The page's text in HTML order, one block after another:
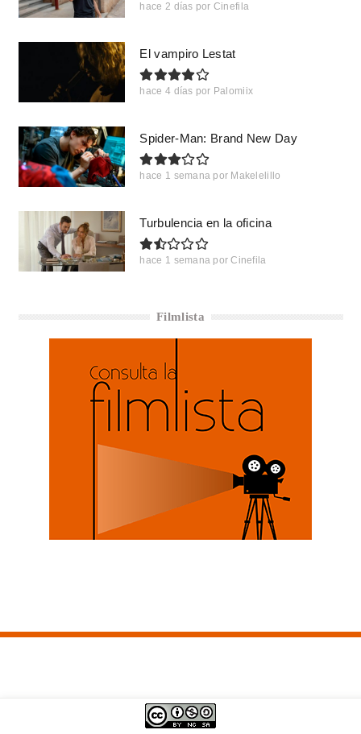
hace 2 días por Cinefila
El vampiro Lestat
hace 4 días por Palomiix
Spider-Man: Brand New Day
hace 1 semana por Makelelillo
Turbulencia en la oficina
hace 1 semana por Cinefila
Filmlista